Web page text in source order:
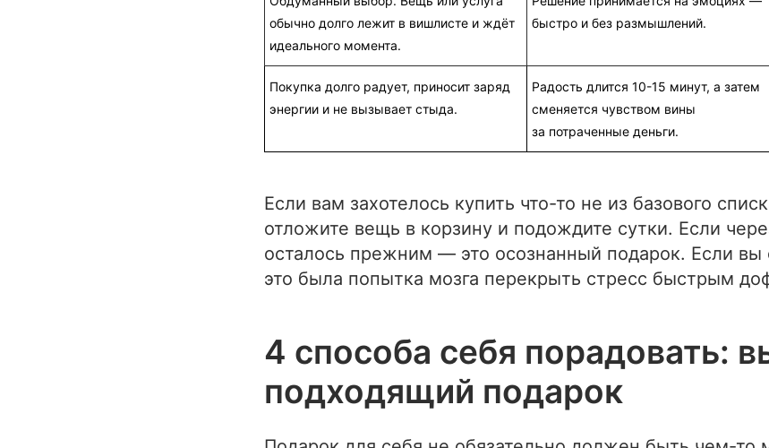
обычно долго лежит в вишлисте и ждёт
идеального момента.
быстро и без размышлений.
Покупка долго радует, приносит заряд
энергии и не вызывает стыда.
Радость длится 10-15 минут, а затем
сменяется чувством вины
за потраченные деньги.
Если вам захотелось купить что-то не из базового
отложите вещь в корзину и подождите сутки. Если
осталось прежним — это осознанный подарок. Если
это была попытка мозга перекрыть стресс быстрым
4 способа себя порадовать:
подходящий подарок